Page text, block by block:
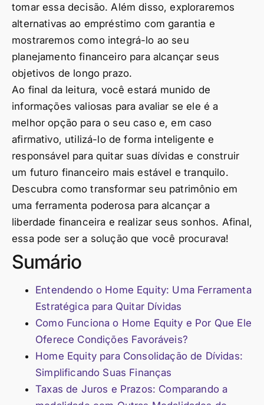
tomar essa decisão. Além disso, exploraremos
alternativas ao empréstimo com garantia e
mostraremos como integrá-lo ao seu
planejamento financeiro para alcançar seus
objetivos de longo prazo.
Ao final da leitura, você estará munido de
informações valiosas para avaliar se ele é a
melhor opção para o seu caso e, em caso
afirmativo, utilizá-lo de forma inteligente e
responsável para quitar suas dívidas e construir
um futuro financeiro mais estável e tranquilo.
Descubra como transformar seu patrimônio em
uma ferramenta poderosa para alcançar a
liberdade financeira e realizar seus sonhos. Afinal,
essa pode ser a solução que você procurava!
Sumário
Entendendo o Home Equity: Uma Ferramenta
Estratégica para Quitar Dívidas
Como Funciona o Home Equity e Por Que Ele
Oferece Condições Favoráveis?
Home Equity para Consolidação de Dívidas:
Simplificando Suas Finanças
Taxas de Juros e Prazos: Comparando a